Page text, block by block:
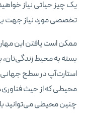
یک چیز حیاتی نیاز
تخصصی مورد نیاز جهت
ممکن است یافتن این
بسته به محیط
استارت‌آپ در سطح
محیطی که از حیث فناوری،
چنین محیطی می‌توانید